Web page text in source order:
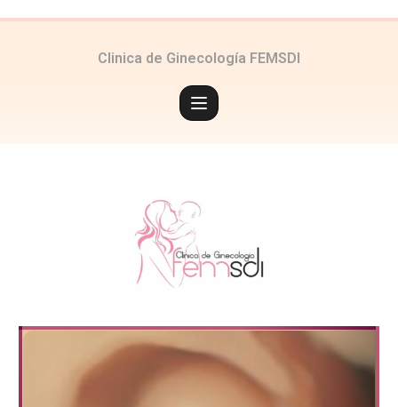
Clinica de Ginecología FEMSDI